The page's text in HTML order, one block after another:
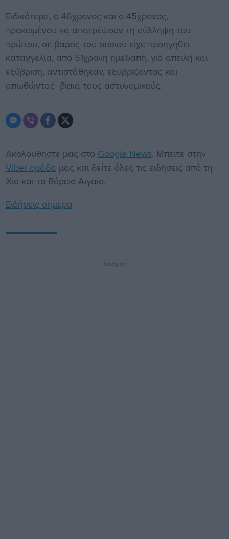
Ειδικότερα, ο 46χρονος και ο 45χρονος,
προκειμένου να αποτρέψουν τη σύλληψη του
πρώτου, σε βάρος του οποίου είχε προηγηθεί
καταγγελία, από 51χρονη ημεδαπή, για απειλή και
εξύβριση, αντιστάθηκαν, εξυβρίζοντας και
απωθώντας βίαια τους αστυνομικούς.
Ακολουθήστε μας στο Google News. Μπείτε στην
Viber ομάδα μας και δείτε όλες τις ειδήσεις από τη
Χίο και το Βόρειο Αιγαίο.
Ειδήσεις σήμερα
Διαφήμιση